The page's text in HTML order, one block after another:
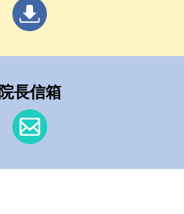
院長信箱